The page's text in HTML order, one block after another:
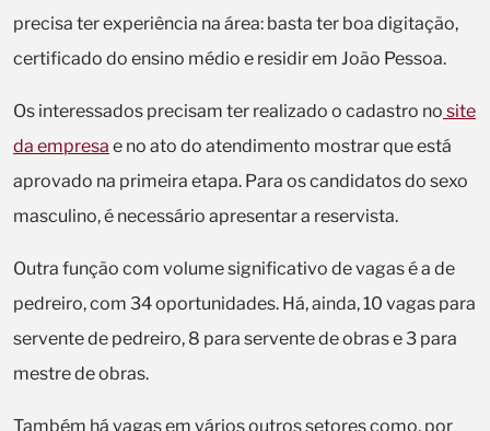
precisa ter experiência na área: basta ter boa digitação,
certificado do ensino médio e residir em João Pessoa.
Os interessados precisam ter realizado o cadastro no site
da empresa e no ato do atendimento mostrar que está
aprovado na primeira etapa. Para os candidatos do sexo
masculino, é necessário apresentar a reservista.
Outra função com volume significativo de vagas é a de
pedreiro, com 34 oportunidades. Há, ainda, 10 vagas para
servente de pedreiro, 8 para servente de obras e 3 para
mestre de obras.
Também há vagas em vários outros setores como, por